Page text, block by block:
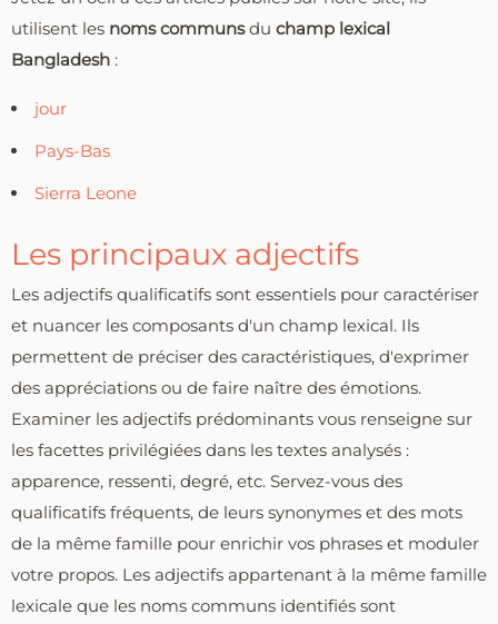
utilisent les noms communsdu champ lexical
Bangladesh :
jour
Pays-Bas
Sierra Leone
Les principaux adjectifs
Les adjectifs qualificatifs sont essentiels pour caractériser
et nuancer les composants d'un champ lexical. Ils
permettent de préciser des caractéristiques, d'exprimer
des appréciations ou de faire naître des émotions.
Examiner les adjectifs prédominants vous renseigne sur
les facettes privilégiées dans les textes analysés :
apparence, ressenti, degré, etc. Servez-vous des
qualificatifs fréquents, de leurs synonymes et des mots
de la même famille pour enrichir vos phrases et moduler
votre propos. Les adjectifs appartenant à la même famille
lexicale que les noms communs identifiés sont